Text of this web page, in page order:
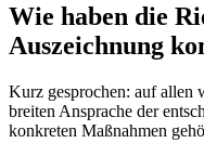
Wie haben die
Auszeichnung
Kurz gesprochen: auf allen
breiten Ansprache der
konkreten Maßnahmen